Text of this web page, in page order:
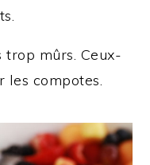
trop mûrs. Ceux-
les compotes.